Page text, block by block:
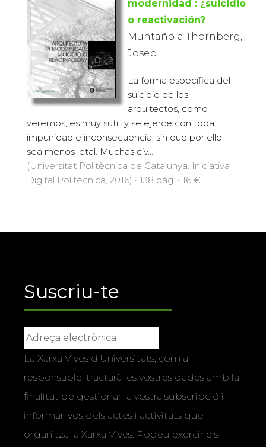
modernidad : ¿suicidio
o reactivación?
Muntañola Thornberg,
Josep
La forma específica del
suicidio de los
arquitectos, como
veremos, es muy sutil, y se ejerce con toda
impunidad e inconsecuencia, sin que por ello
sea menos letal. Muchas civ...
(Universitat Politècnica de Catalunya. Iniciativa
Digital Politècnica, 2016) · 138 pàg. · 16 €
Suscriu-te
La Xarxa Vives d’Universitats, com a
responsable, tractarà les vostres dades amb la
finalitat de gestionar la vostra subscripció i
informar-vos dels actes i activitats que
organitza la Xarxa Vives. Podeu exercir els